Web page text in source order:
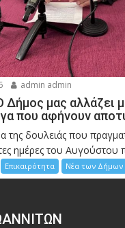
admin admin
μας αλλάζει
που αφήνουν
της δουλειάς που
ημέρες του Αυγούστου
Επικαιρότητα Νέα των Δήμων